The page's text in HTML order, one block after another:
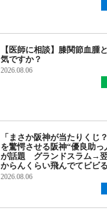
【医師に相談】膝関節血腫
気ですか？
2026.08.06
「まさか阪神が当たりくじ
を驚愕させる阪神“優良助っ
が話題 グランドスラム→
からんくらい飛んでてビビる
2026.08.06